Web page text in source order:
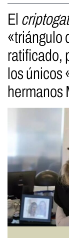
El
«triángulo
ratificado,
los
hermanos